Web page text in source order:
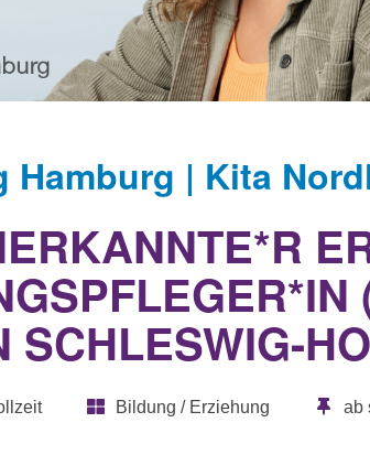
Hamburg | Kita
SCHLESWIG-
Bildung / Erziehung ab